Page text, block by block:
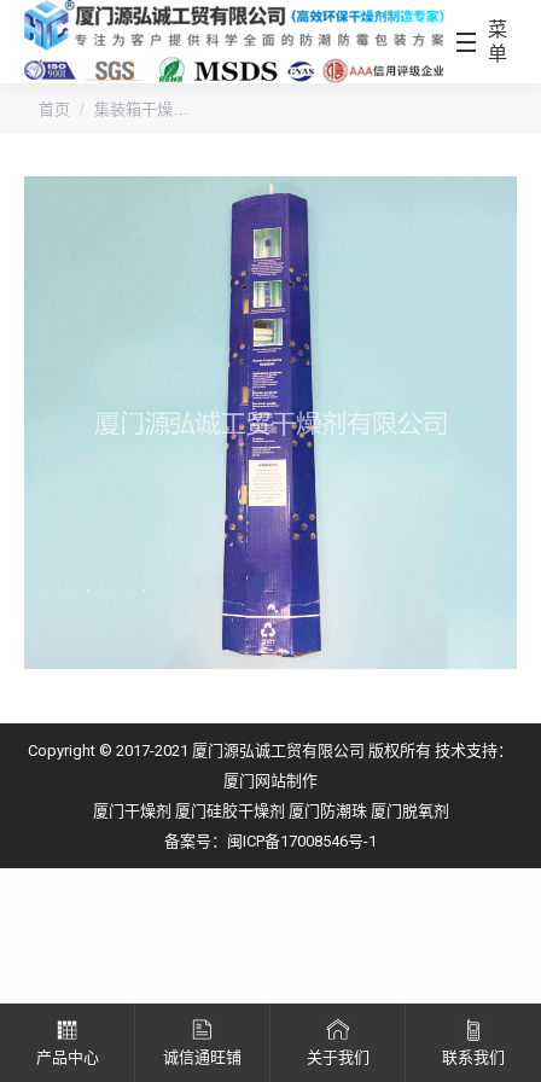
菜
单
您的位置：
首页 集装箱干燥…
Copyright © 2017-2021 厦门源弘诚工贸有限公司 版权所有 技术支持：
厦门网站制作
厦门干燥剂 厦门硅胶干燥剂 厦门防潮珠 厦门脱氧剂
备案号： 闽ICP备17008546号-1
产品中心 诚信通旺铺 关于我们 联系我们